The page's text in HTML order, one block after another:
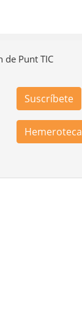
de Punt TIC
Suscríbete
Hemeroteca